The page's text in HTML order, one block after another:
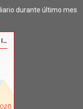
durante último mes